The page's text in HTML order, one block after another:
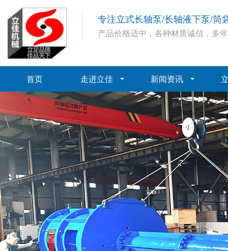
专注立式长轴泵/长轴液下泵/筒
产品价格适中，各种材质诚信，
首页 走进立佳 新闻资讯